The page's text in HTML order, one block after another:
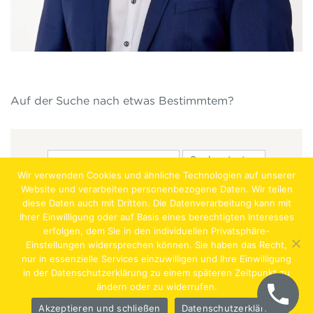
Auf der Suche nach etwas Bestimmtem?
Jobs Lehrstellen Impressum AGB Datenschutz
Hentschläger Bau GmbH – A-4222 Langenstein,
Wir verwenden Cookies und ähnliche Technologien auf unserer
Website und verarbeiten personenbezogene Daten. Wir teilen
diese Daten auch mit Dritten. Die Datenverarbeitung kann mit
Ihrer Einwilligung oder auf Basis eines berechtigten Interesses
erfolgen, dem Sie in den individuellen Privatsphäre-
Einstellungen widersprechen können. Sie haben das Recht,
nur in essenzielle Services einzuwilligen und Ihre Einwilligung
in der Datenschutzerklärung zu einem späteren Zeitpunkt zu
ändern oder zu widerrufen.
Akzeptieren und schließen
Datenschutzerklärung